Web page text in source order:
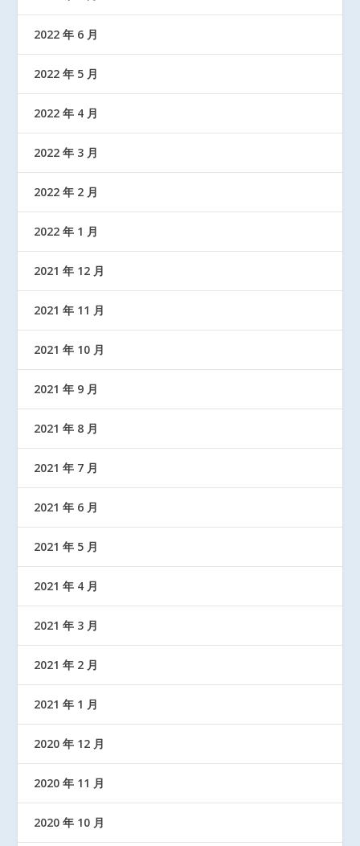
2022 年 6 月
2022 年 5 月
2022 年 4 月
2022 年 3 月
2022 年 2 月
2022 年 1 月
2021 年 12 月
2021 年 11 月
2021 年 10 月
2021 年 9 月
2021 年 8 月
2021 年 7 月
2021 年 6 月
2021 年 5 月
2021 年 4 月
2021 年 3 月
2021 年 2 月
2021 年 1 月
2020 年 12 月
2020 年 11 月
2020 年 10 月